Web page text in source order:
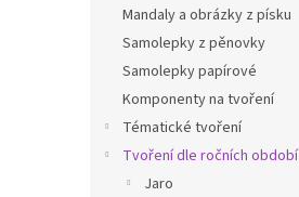
Mandaly a obrázky z písku
Samolepky z pěnovky
Samolepky papírové
Komponenty na tvoření
Tématické tvoření
Tvoření dle ročních období
Jaro